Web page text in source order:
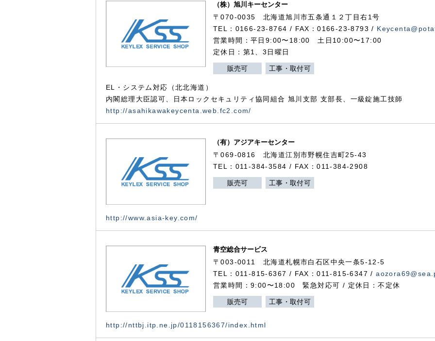
（株）旭川キーセンター
〒070-0035 北海道旭川市五条通１２丁目右1号
TEL：0166-23-8764 / FAX：0166-23-8793 /
営業時間：平日9:00〜18:00 土日10:00〜17:00
定休日：第1、3日曜日
販売可 工事・取付可
EL・システム対応（北北海道）
内閣総理大臣認可、日本ロックセキュリティ協同組合 旭川支部 支部長、一級錠施工技師
http://asahikawakeycenta.web.fc2.com/
（有）アジアキーセンター
〒069-0816 北海道江別市野幌住吉町25-43
TEL：011-384-3584 / FAX：011-384-2908
販売可 工事・取付可
http://www.asia-key.com/
青空総合サービス
〒003-0011 北海道札幌市白石区中央一条5-12-5
TEL：011-815-6367 / FAX：011-815-6347 /
営業時間：9:00〜18:00 緊急対応可 / 定休日：不定休
販売可 工事・取付可
http://nttbj.itp.ne.jp/0118156367/index.html